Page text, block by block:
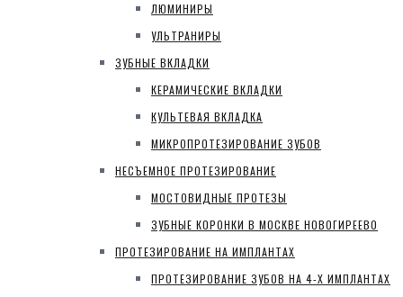
ЛЮМИНИРЫ
УЛЬТРАНИРЫ
ЗУБНЫЕ ВКЛАДКИ
КЕРАМИЧЕСКИЕ ВКЛАДКИ
КУЛЬТЕВАЯ ВКЛАДКА
МИКРОПРОТЕЗИРОВАНИЕ ЗУБОВ
НЕСЪЕМНОЕ ПРОТЕЗИРОВАНИЕ
МОСТОВИДНЫЕ ПРОТЕЗЫ
ЗУБНЫЕ КОРОНКИ В МОСКВЕ НОВОГИРЕЕВО
ПРОТЕЗИРОВАНИЕ НА ИМПЛАНТАХ
ПРОТЕЗИРОВАНИЕ ЗУБОВ НА 4-Х ИМПЛАНТАХ